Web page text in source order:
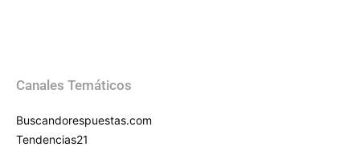
Canales Temáticos
Buscandorespuestas.com
Tendencias21